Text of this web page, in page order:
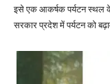
इसे एक आकर्षक पर्यटन स्थल के
सरकार प्रदेश में पर्यटन को